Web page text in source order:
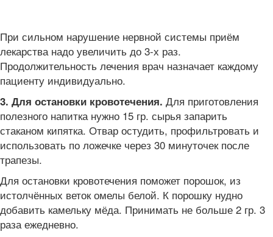
При сильном нарушение нервной системы приём
лекарства надо увеличить до 3-х раз.
Продолжительность лечения врач назначает каждому
пациенту индивидуально.
3. Для остановки кровотечения. Для приготовления
полезного напитка нужно 15 гр. сырья запарить
стаканом кипятка. Отвар остудить, профильтровать и
использовать по ложечке через 30 минуточек после
трапезы.
Для остановки кровотечения поможет порошок, из
истолчённых веток омелы белой. К порошку нудно
добавить камельку мёда. Принимать не больше 2 гр. 3
раза ежедневно.